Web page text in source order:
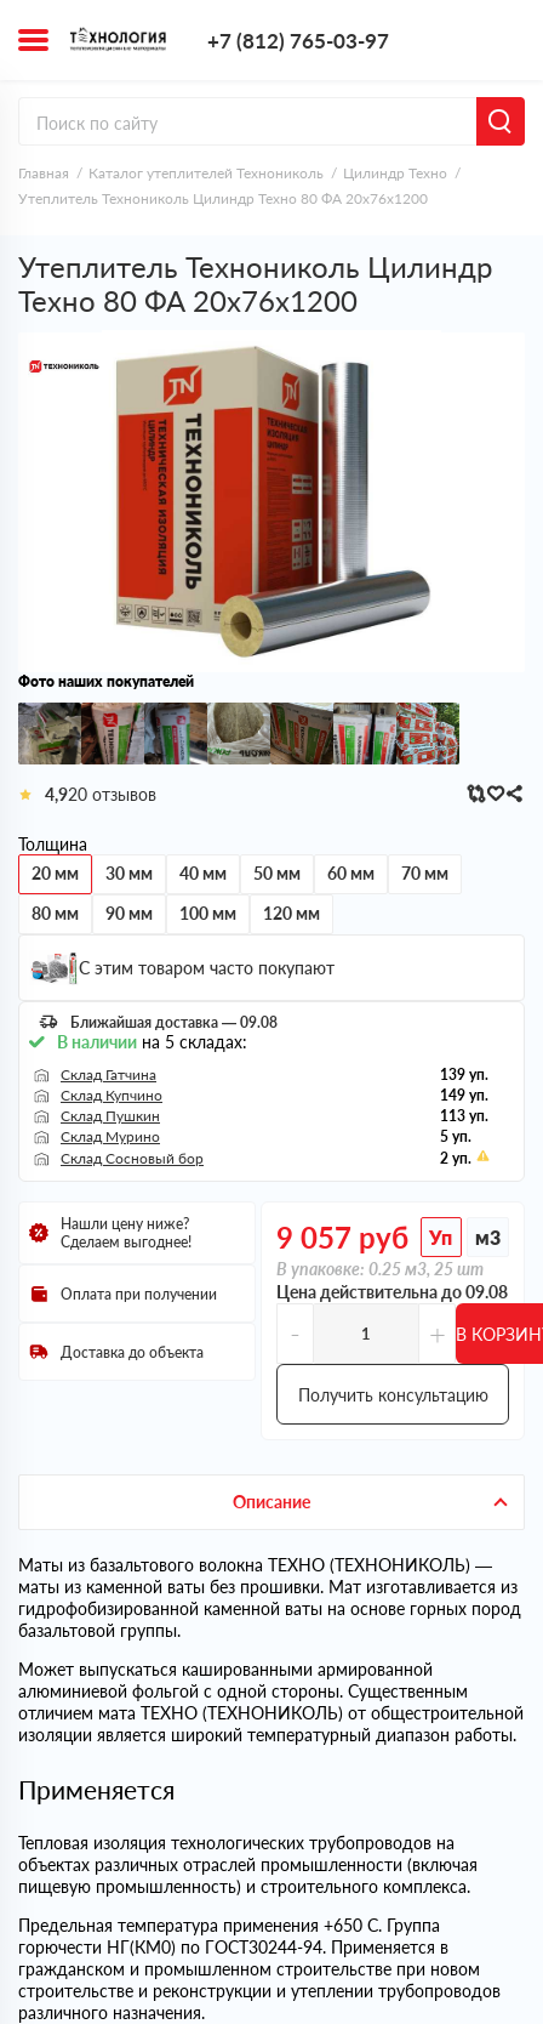
+7 (812) 765-03-97
Главная Каталог утеплителей Технониколь
Цилиндр Техно
Утеплитель Технониколь Цилиндр Техно 80 ФА 20х76х1200
Утеплитель Технониколь Цилиндр
Техно 80 ФА 20х76х1200
Фото наших покупателей
4,9 20 отзывов
Толщина
20 мм
30 мм 40 мм 50 мм 60 мм
70 мм
80 мм
90 мм 100 мм 120 мм
С этим товаром часто покупают
Ближайшая доставка — 09.08
В наличии на 5 складах:
Склад Гатчина
139 уп.
Склад Купчино
149 уп.
Склад Пушкин
113 уп.
Склад Мурино
5 уп.
Склад Сосновый бор
2 уп.
9 057 руб Уп м3
В упаковке: 0.25 м3, 25 шт
Цена действительна до 09.08
- + В
Получить консультацию
Нашли цену ниже?
Сделаем выгоднее!
Оплата при получении
Доставка до объекта
Описание
Маты из базальтового волокна ТЕХНО (ТЕХНОНИКОЛЬ) —
маты из каменной ваты без прошивки. Мат изготавливается из
гидрофобизированной каменной ваты на основе горных пород
базальтовой группы.
Может выпускаться кашированными армированной
алюминиевой фольгой с одной стороны. Существенным
отличием мата ТЕХНО (ТЕХНОНИКОЛЬ) от общестроительной
изоляции является широкий температурный диапазон работы.
Применяется
Тепловая изоляция технологических трубопроводов на
объектах различных отраслей промышленности (включая
пищевую промышленность) и строительного комплекса.
Предельная температура применения +650 С. Группа
горючести НГ(КМ0) по ГОСТ30244-94. Применяется в
гражданском и промышленном строительстве при новом
строительстве и реконструкции и утеплении трубопроводов
различного назначения.